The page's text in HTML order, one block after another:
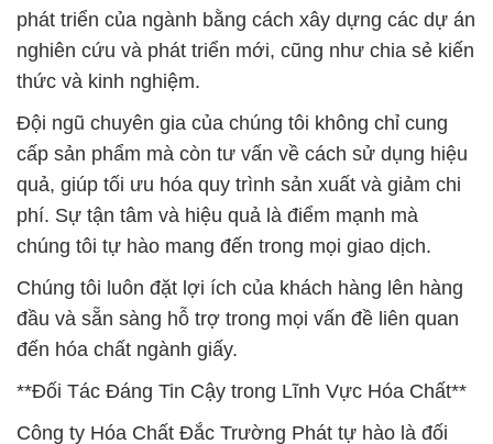
cấp sản phẩm mà còn tư vấn về cách sử dụng hiệu
quả, giúp tối ưu hóa quy trình sản xuất và giảm chi
phí. Sự tận tâm và hiệu quả là điểm mạnh mà
chúng tôi tự hào mang đến trong mọi giao dịch.
Chúng tôi luôn đặt lợi ích của khách hàng lên hàng
đầu và sẵn sàng hỗ trợ trong mọi vấn đề liên quan
đến hóa chất ngành giấy.
**Đối Tác Đáng Tin Cậy trong Lĩnh Vực Hóa Chất**
Công ty Hóa Chất Đắc Trường Phát tự hào là đối
tác đáng tin cậy trong lĩnh vực hóa chất. Chúng tôi
cam kết cung cấp các giải pháp hóa chất tốt nhất,
đáp ứng mọi nhu cầu của khách hàng.
Sự đa dạng trong lĩnh vực ngành nghề là một điểm